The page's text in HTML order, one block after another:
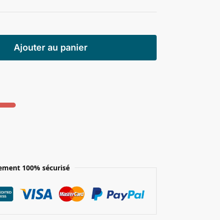
Ajouter au panier
100% sécurisé